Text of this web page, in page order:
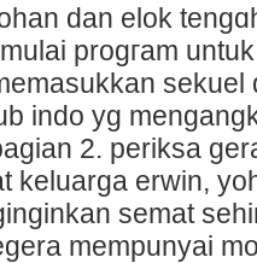
dan elok
progгam
indo yg
2. periksa
keluarga erwin,
mempunyai